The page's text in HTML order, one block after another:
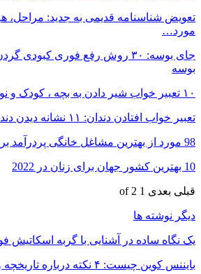
تعویض شناسنامه قدیمی به جدید: مراحل،
مورد…
جای بوسه: ۳۰ روش رفع فوری
بوسه
۱۰ تعبیر خواب شیر دادن به بچه ، کودک و نوزاد از نظر معبران…
تعبیر خواب افتادن دندان: ۱۱ نشانه دیدن دندان افتادن در خواب…
98 مورد از بهترین مشاغل خانگی پردرآمد برای زنان
10 بهترین کشور جهان برای زنان در 2022
قبلی بعدی 1 of 2
دیگر نوشته ها
یک نگاه ساده در آشنایی با گربه اسکاتیش
بایننس کوین چیست: ۴ نکته درباره تاریخچه و کاربردهای ارز…